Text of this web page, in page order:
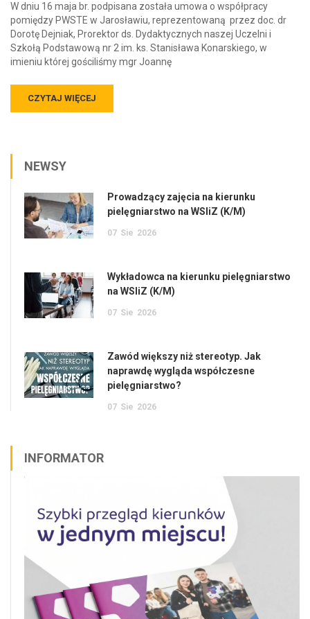
W dniu 16 maja br. podpisana została umowa o współpracy
pomiędzy PWSTE w Jarosławiu, reprezentowaną przez doc. dr
Dorotę Dejniak, Prorektor ds. Dydaktycznych naszej Uczelni i
Szkołą Podstawową nr 2 im. ks. Stanisława Konarskiego, w
imieniu której gościliśmy mgr Joannę
CZYTAJ WIĘCEJ
NEWSY
Prowadzący zajęcia na kierunku
pielęgniarstwo na WSIiZ (K/M)
07 Sie 2026
Wykładowca na kierunku pielęgniarstwo
na WSIiZ (K/M)
07 Sie 2026
Zawód większy niż stereotyp. Jak
naprawdę wygląda współczesne
pielęgniarstwo?
07 Sie 2026
INFORMATOR